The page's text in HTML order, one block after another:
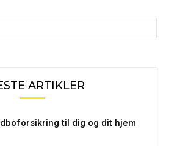
ARTIKLER
til dig og dit hjem